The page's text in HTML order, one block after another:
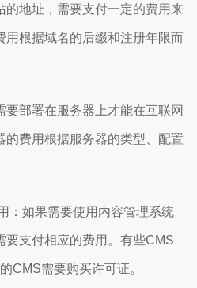
的地址，需要支付一定的费用来
用根据域名的后缀和注册年限而
要部署在服务器上才能在互联网
的费用根据服务器的类型、配置
：如果需要使用内容管理系统
要支付相应的费用。有些CMS
CMS需要购买许可证。